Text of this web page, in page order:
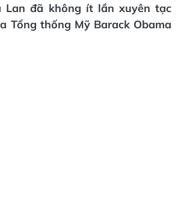
Lan đã không ít lần xuyên tạc
Tổng thống Mỹ Barack Obama